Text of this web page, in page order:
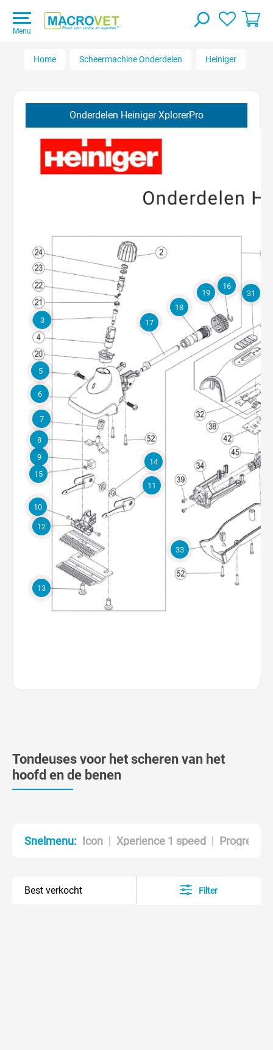
Menu
Home Scheermachine Onderdelen Heiniger
Onderdelen Heiniger XplorerPro
17
19
13
11
31
3
14
33
6
5
12
9
10
7
18
8
16
15
Tondeuses voor het scheren van het
hoofd en de benen
Snelmenu: Icon Xperience 1 speed Progress
Filter